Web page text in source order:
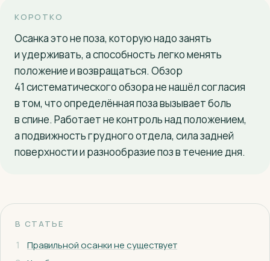
+7 (927) 126-77-55
КОРОТКО
Осанка это не поза, которую надо занять
и удерживать, а способность легко менять
положение и возвращаться. Обзор
41 систематического обзора не нашёл согласия
в том, что определённая поза вызывает боль
в спине. Работает не контроль над положением,
а подвижность грудного отдела, сила задней
поверхности и разнообразие поз в течение дня.
В СТАТЬЕ
1
Правильной осанки не существует